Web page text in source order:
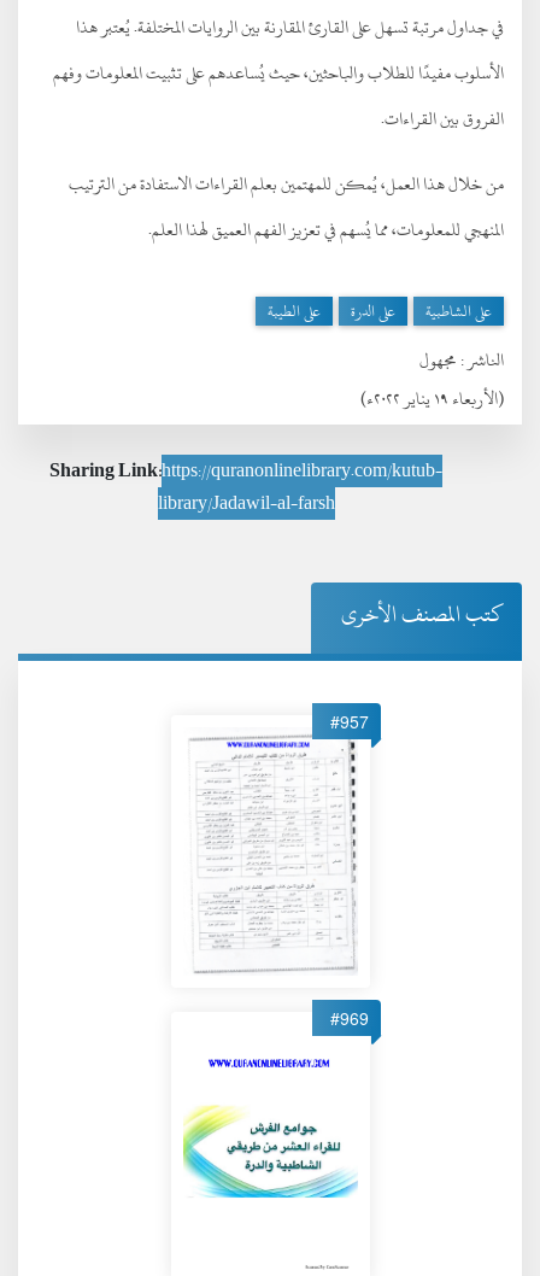
(الأربعاء ١٩ يناير ٢٠٢٢ء)
الناشر :مجهول
في جداول مرتبة تسهل على القارئ المقارنة بين الروايات المختلفة. يُعتبر هذا
الأسلوب مفيدًا للطلاب والباحثين، حيث يُساعدهم على تثبيت المعلومات وفهم
الفروق بين القراءات.
من خلال هذا العمل، يُمكن للمهتمين بعلم القراءات الاستفادة من الترتيب
المنهجي للمعلومات، مما يُسهم في تعزيز الفهم العميق لهذا العلم.
على الشاطبية على الدرة على الطيبة
Sharing Link:https://quranonlinelibrary.com/kutub-
library/Jadawil-al-farsh
كتب المصنف الأخرى
#957
#969